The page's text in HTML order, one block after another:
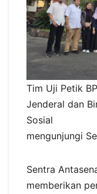
Tim Uji Petik
Jenderal dan
Sosial
mengunjungi
Sentra
memberikan